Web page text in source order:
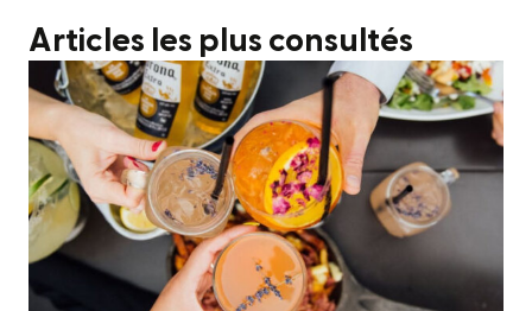
Articles les plus consultés